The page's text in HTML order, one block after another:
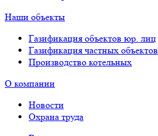
Наши объекты
Газификация объектов юр. лиц
Газификация частных объектов
Производство котельных
О компании
Новости
Охрана труда